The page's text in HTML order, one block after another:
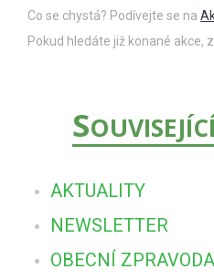
Co se chystá? Podívejte se na
Pokud hledáte již konané akce,
S
AKTUALITY
NEWSLETTER
OBECNÍ